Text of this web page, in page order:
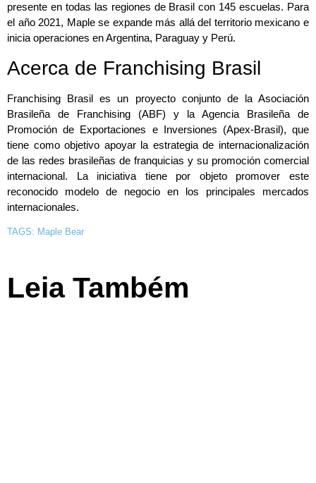
presente en todas las regiones de Brasil con 145 escuelas. Para
el año 2021, Maple se expande más allá del territorio mexicano e
inicia operaciones en Argentina, Paraguay y Perú.
Acerca de Franchising Brasil
Franchising Brasil es un proyecto conjunto de la Asociación
Brasileña de Franchising (ABF) y la Agencia Brasileña de
Promoción de Exportaciones e Inversiones (Apex-Brasil), que
tiene como objetivo apoyar la estrategia de internacionalización
de las redes brasileñas de franquicias y su promoción comercial
internacional. La iniciativa tiene por objeto promover este
reconocido modelo de negocio en los principales mercados
internacionales.
TAGS: Maple Bear
Leia Também